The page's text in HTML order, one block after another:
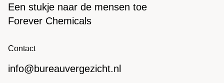
Een stukje naar de mensen toe
Forever Chemicals
Contact
info@bureauvergezicht.nl